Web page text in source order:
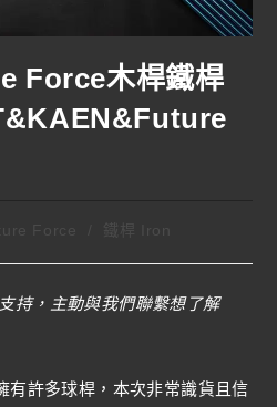
Force木桿鐵桿
鐵桿 Iron
持，主動與我們聯繫想了解
有許多球桿，本次非常識貨且信